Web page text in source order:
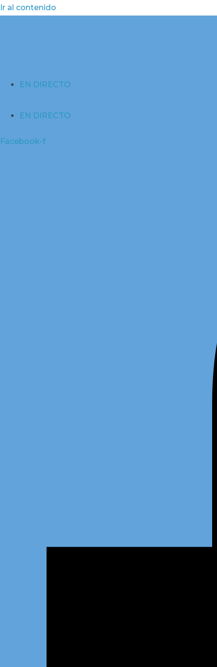
Ir al contenido
EN DIRECTO
EN DIRECTO
Facebook-f